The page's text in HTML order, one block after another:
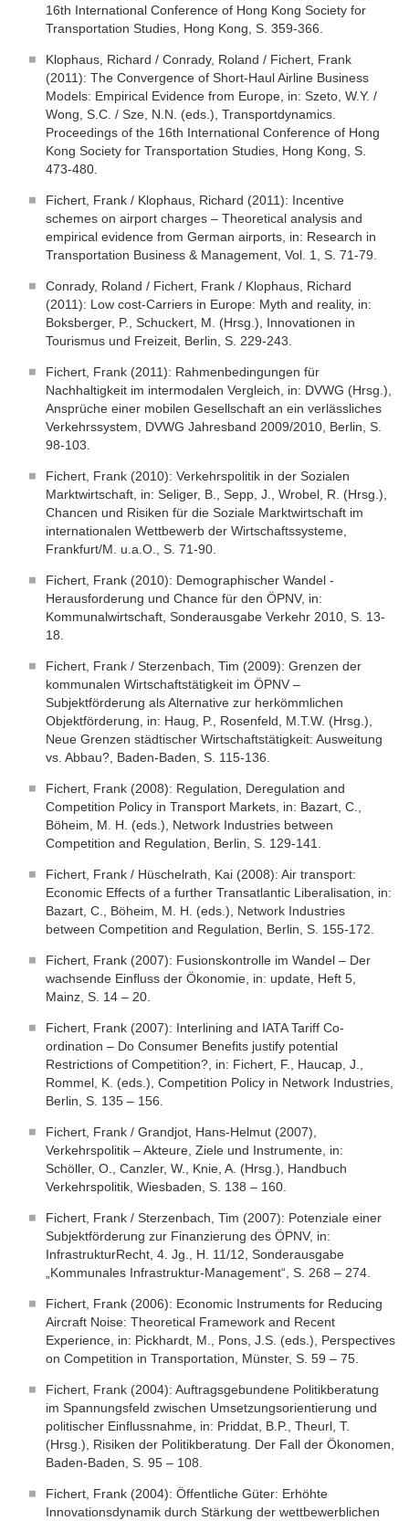
16th International Conference of Hong Kong Society for
Transportation Studies, Hong Kong, S. 359-366.
Klophaus, Richard / Conrady, Roland / Fichert, Frank
(2011): The Convergence of Short-Haul Airline Business
Models: Empirical Evidence from Europe, in: Szeto, W.Y. /
Wong, S.C. / Sze, N.N. (eds.), Transportdynamics.
Proceedings of the 16th International Conference of Hong
Kong Society for Transportation Studies, Hong Kong, S.
473-480.
Fichert, Frank / Klophaus, Richard (2011): Incentive
schemes on airport charges – Theoretical analysis and
empirical evidence from German airports, in: Research in
Transportation Business & Management, Vol. 1, S. 71-79.
Conrady, Roland / Fichert, Frank / Klophaus, Richard
(2011): Low cost-Carriers in Europe: Myth and reality, in:
Boksberger, P., Schuckert, M. (Hrsg.), Innovationen in
Tourismus und Freizeit, Berlin, S. 229-243.
Fichert, Frank (2011): Rahmenbedingungen für
Nachhaltigkeit im intermodalen Vergleich, in: DVWG (Hrsg.),
Ansprüche einer mobilen Gesellschaft an ein verlässliches
Verkehrssystem, DVWG Jahresband 2009/2010, Berlin, S.
98-103.
Fichert, Frank (2010): Verkehrspolitik in der Sozialen
Marktwirtschaft, in: Seliger, B., Sepp, J., Wrobel, R. (Hrsg.),
Chancen und Risiken für die Soziale Marktwirtschaft im
internationalen Wettbewerb der Wirtschaftssysteme,
Frankfurt/M. u.a.O., S. 71-90.
Fichert, Frank (2010): Demographischer Wandel -
Herausforderung und Chance für den ÖPNV, in:
Kommunalwirtschaft, Sonderausgabe Verkehr 2010, S. 13-
18.
Fichert, Frank / Sterzenbach, Tim (2009): Grenzen der
kommunalen Wirtschaftstätigkeit im ÖPNV –
Subjektförderung als Alternative zur herkömmlichen
Objektförderung, in: Haug, P., Rosenfeld, M.T.W. (Hrsg.),
Neue Grenzen städtischer Wirtschaftstätigkeit: Ausweitung
vs. Abbau?, Baden-Baden, S. 115-136.
Fichert, Frank (2008): Regulation, Deregulation and
Competition Policy in Transport Markets, in: Bazart, C.,
Böheim, M. H. (eds.), Network Industries between
Competition and Regulation, Berlin, S. 129-141.
Fichert, Frank / Hüschelrath, Kai (2008): Air transport:
Economic Effects of a further Transatlantic Liberalisation, in:
Bazart, C., Böheim, M. H. (eds.), Network Industries
between Competition and Regulation, Berlin, S. 155-172.
Fichert, Frank (2007): Fusionskontrolle im Wandel – Der
wachsende Einfluss der Ökonomie, in: update, Heft 5,
Mainz, S. 14 – 20.
Fichert, Frank (2007): Interlining and IATA Tariff Co-
ordination – Do Consumer Benefits justify potential
Restrictions of Competition?, in: Fichert, F., Haucap, J.,
Rommel, K. (eds.), Competition Policy in Network Industries,
Berlin, S. 135 – 156.
Fichert, Frank / Grandjot, Hans-Helmut (2007),
Verkehrspolitik – Akteure, Ziele und Instrumente, in:
Schöller, O., Canzler, W., Knie, A. (Hrsg.), Handbuch
Verkehrspolitik, Wiesbaden, S. 138 – 160.
Fichert, Frank / Sterzenbach, Tim (2007): Potenziale einer
Subjektförderung zur Finanzierung des ÖPNV, in:
InfrastrukturRecht, 4. Jg., H. 11/12, Sonderausgabe
„Kommunales Infrastruktur-Management“, S. 268 – 274.
Fichert, Frank (2006): Economic Instruments for Reducing
Aircraft Noise: Theoretical Framework and Recent
Experience, in: Pickhardt, M., Pons, J.S. (eds.), Perspectives
on Competition in Transportation, Münster, S. 59 – 75.
Fichert, Frank (2004): Auftragsgebundene Politikberatung
im Spannungsfeld zwischen Umsetzungsorientierung und
politischer Einflussnahme, in: Priddat, B.P., Theurl, T.
(Hrsg.), Risiken der Politikberatung. Der Fall der Ökonomen,
Baden-Baden, S. 95 – 108.
Fichert, Frank (2004): Öffentliche Güter: Erhöhte
Innovationsdynamik durch Stärkung der wettbewerblichen